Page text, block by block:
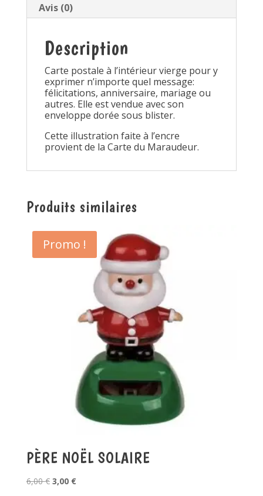
Avis (0)
Description
Carte postale à l’intérieur vierge pour y
exprimer n’importe quel message:
félicitations, anniversaire, mariage ou
autres. Elle est vendue avec son
enveloppe dorée sous blister.
Cette illustration faite à l’encre
provient de la Carte du Maraudeur.
Produits similaires
Promo !
PÈRE NOËL SOLAIRE
6,00€ Le
3,00 €Le